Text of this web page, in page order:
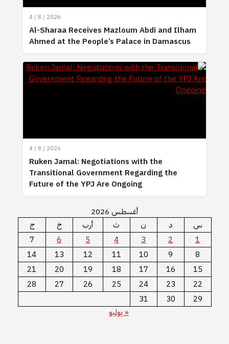
4 / 8 / 2026
Al-Sharaa Receives Mazloum Abdi and Ilham
Ahmed at the People’s Palace in Damascus
4 / 8 / 2026
Ruken Jamal: Negotiations with the
Transitional Government Regarding the
Future of the YPJ Are Ongoing
أغسطس 2026
س
د ن ث أرب خ
ج
1
2
3
4
5
6
7
8
9
10
11
12
13
14
15
16
17
18
19
20
21
22
23
24
25
26
27
28
29
30
31
« يوليو